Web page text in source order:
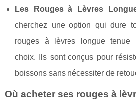
Les Rouges à Lèvres
cherchez une option qui dure
rouges à lèvres longue tenue
choix. Ils sont conçus pour
boissons sans nécessiter de
Où acheter ses rouges à